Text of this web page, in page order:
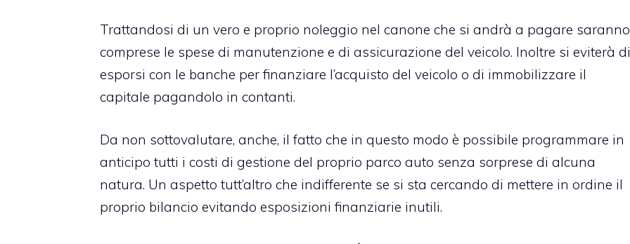
Trattandosi di un vero e proprio noleggio nel canone che si andrà a pagare saranno
comprese le spese di manutenzione e di assicurazione del veicolo. Inoltre si eviterà di
esporsi con le banche per finanziare l’acquisto del veicolo o di immobilizzare il
capitale pagandolo in contanti.
Da non sottovalutare, anche, il fatto che in questo modo è possibile programmare in
anticipo tutti i costi di gestione del proprio parco auto senza sorprese di alcuna
natura. Un aspetto tutt’altro che indifferente se si sta cercando di mettere in ordine il
proprio bilancio evitando esposizioni finanziarie inutili.